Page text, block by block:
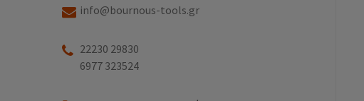
info@bournous-tools.gr
22230 29830
6977 323524